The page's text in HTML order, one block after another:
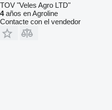
TOV "Veles Agro LTD"
4años en Agroline
Contacte con el vendedor